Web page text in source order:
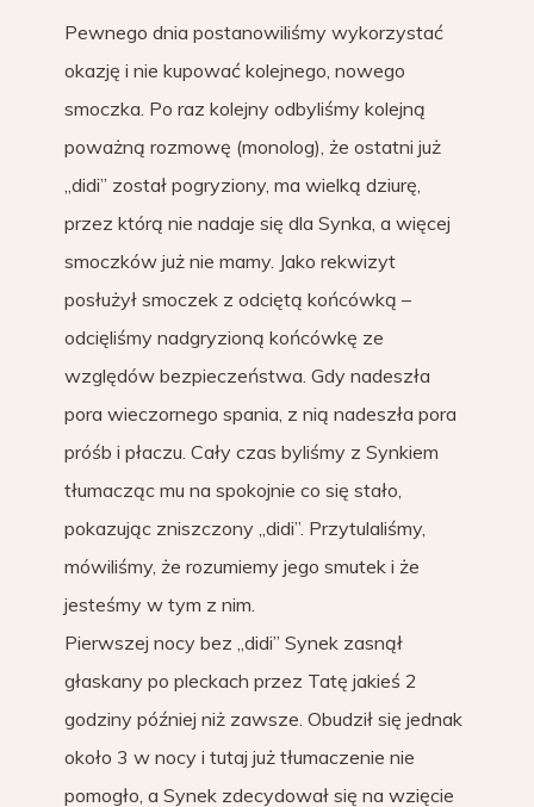
Pewnego dnia postanowiliśmy wykorzystać
okazję i nie kupować kolejnego, nowego
smoczka. Po raz kolejny odbyliśmy kolejną
poważną rozmowę (monolog), że ostatni już
„didi” został pogryziony, ma wielką dziurę,
przez którą nie nadaje się dla Synka, a więcej
smoczków już nie mamy. Jako rekwizyt
posłużył smoczek z odciętą końcówką –
odcięliśmy nadgryzioną końcówkę ze
względów bezpieczeństwa. Gdy nadeszła
pora wieczornego spania, z nią nadeszła pora
próśb i płaczu. Cały czas byliśmy z Synkiem
tłumacząc mu na spokojnie co się stało,
pokazując zniszczony „didi”. Przytulaliśmy,
mówiliśmy, że rozumiemy jego smutek i że
jesteśmy w tym z nim.
Pierwszej nocy bez „didi” Synek zasnął
głaskany po pleckach przez Tatę jakieś 2
godziny później niż zawsze. Obudził się jednak
około 3 w nocy i tutaj już tłumaczenie nie
pomogło, a Synek zdecydował się na wzięcie